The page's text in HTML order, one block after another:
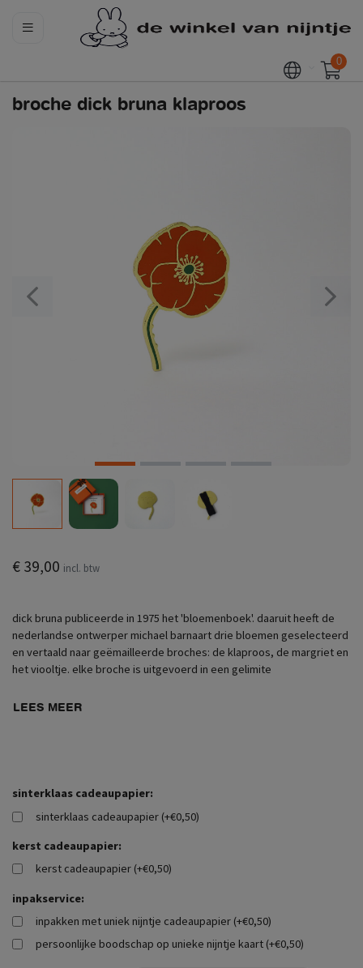
0
broche dick bruna klaproos
€ 39,00 incl. btw
dick bruna publiceerde in 1975 het 'bloemenboek'. daaruit heeft de
nederlandse ontwerper michael barnaart drie bloemen geselecteerd
en vertaald naar geëmailleerde broches: de klaproos, de margriet en
het viooltje. elke broche is uitgevoerd in een gelimite
LEES MEER
sinterklaas cadeaupapier:
sinterklaas cadeaupapier (+€0,50)
kerst cadeaupapier:
kerst cadeaupapier (+€0,50)
inpakservice:
inpakken met uniek nijntje cadeaupapier (+€0,50)
persoonlijke boodschap op unieke nijntje kaart (+€0,50)